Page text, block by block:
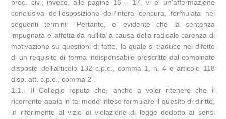
proc. civ.; invece, alle pagine 16 – 17, vi e’ un’affermazione
conclusiva dell’esposizione dell’intera censura, formulata nei
seguenti termini: “Pertanto, e’ evidente che la sentenza
impugnata e’ affetta da nullita’ a causa della radicale carenza di
motivazione su questioni di fatto, la quale si traduce nel difetto
di un requisito di forma indispensabile prescritto dal combinato
disposto dell’articolo 132 c.p.c., comma 1, n. 4 e articolo 118
disp. att. c.p.c., comma 2”.
1.1.- Il Collegio reputa che, anche a voler ritenere che il
ricorrente abbia in tal modo inteso formulare il quesito di diritto,
in riferimento al vizio di violazione di legge dedotto ai sensi